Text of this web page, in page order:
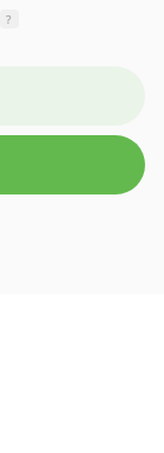
?